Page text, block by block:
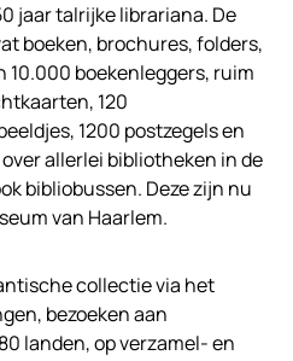
jaar talrijke librariana. De
boeken, brochures, folders,
10.000 boekenleggers, ruim
120
1200 postzegels en
allerlei bibliotheken in de
bibliobussen. Deze zijn nu
van Haarlem.
collectie via het
bezoeken aan
landen, op verzamel- en